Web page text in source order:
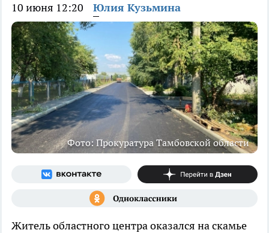
10 июня 12:20 Юлия Кузьмина
Фото: Прокуратура Тамбовской области
Житель областного центра оказался на скамье